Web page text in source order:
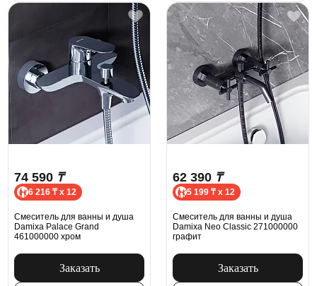
74 590 ₸
6 216 ₸ x 12
Смеситель для ванны и душа
Damixa Palace Grand
461000000 хром
Заказать
62 390 ₸
5 199 ₸ x 12
Смеситель для ванны и душа
Damixa Neo Classic 271000000
графит
Заказать